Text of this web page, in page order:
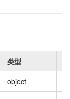
类型
object